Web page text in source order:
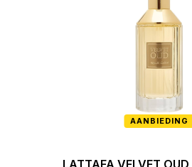
AANBIEDING